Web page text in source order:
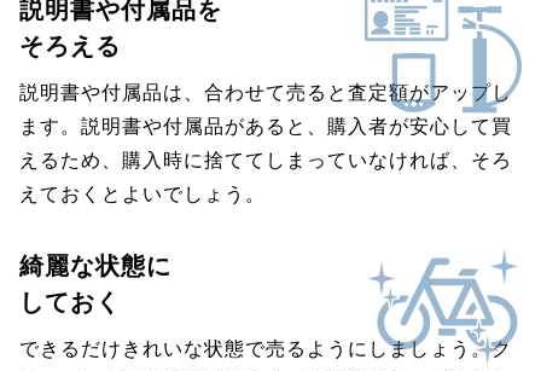
説明書や付属品を
そろえる
説明書や付属品は、合わせて売ると査定額がアップし
ます。説明書や付属品があると、購入者が安心して買
えるため、購入時に捨ててしまっていなければ、そろ
えておくとよいでしょう。
綺麗な状態に
しておく
できるだけきれいな状態で売るようにしましょう。ク